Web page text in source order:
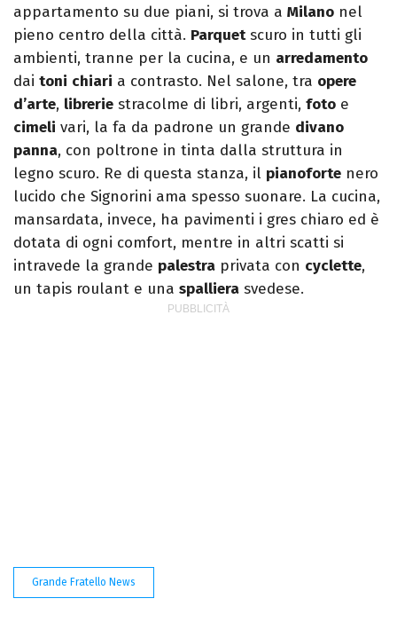
appartamento su due piani, si trova a Milano nel
pieno centro della città. Parquetscuro in tutti gli
ambienti, tranne per la cucina, e un arredamento
dai toni chiari a contrasto. Nel salone, tra opere
d’arte, librerie stracolme di libri, argenti, foto e
cimeli vari, la fa da padrone un grande divano
panna, con poltrone in tinta dalla struttura in
legno scuro. Re di questa stanza, il pianoforte nero
lucido che Signorini ama spesso suonare. La cucina,
mansardata, invece, ha pavimenti i gres chiaro ed è
dotata di ogni comfort, mentre in altri scatti si
intravede la grande palestra privata con cyclette,
un tapis roulant e una spalliera svedese.
Grande Fratello News